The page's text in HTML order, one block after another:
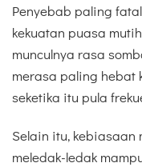
Penyebab paling
kekuatan puasa
munculnya rasa
merasa paling hebat
seketika itu pula
Selain itu, kebiasaan
meledak-ledak